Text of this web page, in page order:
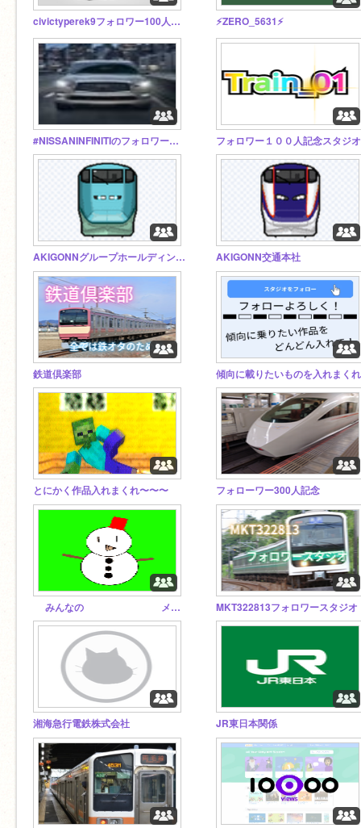
civictyperek9フォロワー100人記念 ⚡ZERO_5631⚡
#NISSANINFINITIのフォロワー様スタジオ フォロワー１００人記念スタジオ
AKIGONNグループホールディングス AKIGONN交通本社
鉄道倶楽部 傾向に載りたいものを入れまく
とにかく作品入れまくれ〜〜〜 フォローワー300人記念
みんなの メモリー MKT322813フォロワースタジオ
湘海急行電鉄株式会社 JR東日本関係